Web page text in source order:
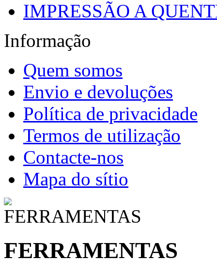
IMPRESSÃO A
Informação
Quem somos
Envio e devoluções
Política de privacidade
Termos de utilização
Contacte-nos
Mapa do sítio
FERRAMENTAS